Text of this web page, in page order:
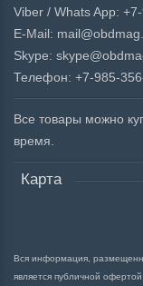
Viber / Whats App:
E-Mail:
Skype:
Телефон: +7-985-
Все товары можно
время.
Карта
Вся информация,
является публичной